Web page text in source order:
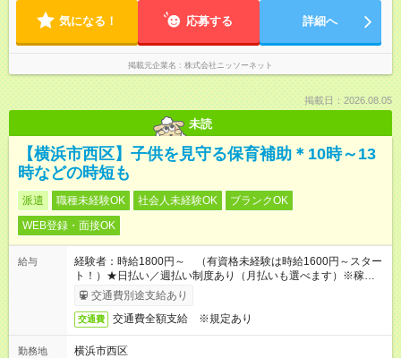
気になる！ 応募する 詳細へ
掲載元企業名 株式会社ニッソーネット
掲載日：2026.08.05
未読
【横浜市西区】子供を見守る保育補助＊10時～13
時などの時短も
派遣 職種未経験OK 社会人未経験OK
ブランクOK
WEB登録・面接OK
給与
経験者：時給1800円～ （有資格未経験は時給1600円～スター
ト！）★日払い／週払い制度あり（月払いも選べます）※稼働開
始時は手続き完了次第のお支払いとなります★フルタイムできる
方は100円アップ！
交通費別途支給あり
交通費 交通費全額支給 ※規定あり
勤務地
横浜市西区